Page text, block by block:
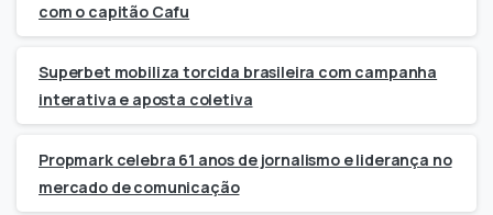
com o capitão Cafu
Superbet mobiliza torcida brasileira com campanha
interativa e aposta coletiva
Propmark celebra 61 anos de jornalismo e liderança no
mercado de comunicação